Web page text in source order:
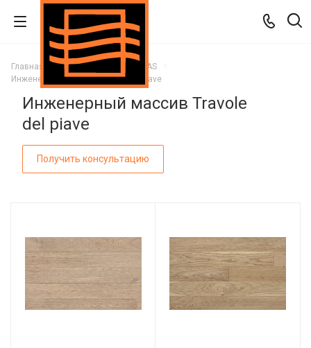
Главная Каталог
Паркет ITLAS
Инженерный массив Travole del piave
Инженерный массив Travole
del piave
Получить консультацию